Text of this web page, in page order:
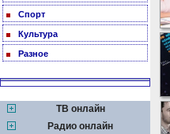
Спорт
Культура
Разное
ТВ онлайн
Радио онлайн